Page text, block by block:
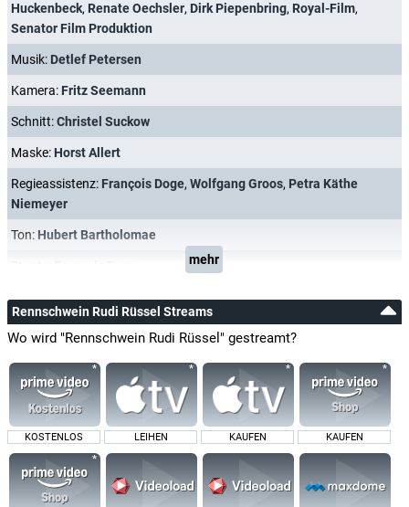
Huckenbeck, Renate Oechsler, Dirk Piepenbring, Royal-Film,
Senator Film Produktion
Musik: Detlef Petersen
Kamera: Fritz Seemann
Schnitt:Christel Suckow
Maske: Horst Allert
Regieassistenz: François Doge, Wolfgang Groos, Petra Käthe
Niemeyer
Ton: Hubert Bartholomae
mehr
Rennschwein Rudi Rüssel Streams
Wo wird "Rennschwein Rudi Rüssel" gestreamt?
KOSTENLOS LEIHEN KAUFEN KAUFEN